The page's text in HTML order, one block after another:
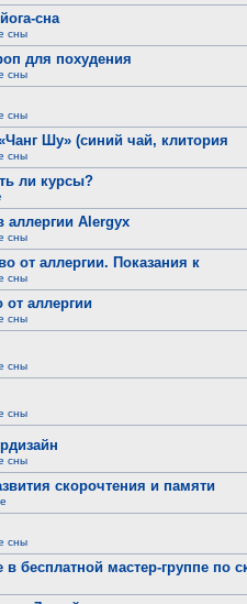
сна
сны
для похудения
сны
сны
Шу» (синий чай, клитория
сны
ли курсы?
аллергии Alergyx
сны
от аллергии. Показания к
сны
от аллергии
сны
сны
сны
сны
скорочтения и памяти
сны
в бесплатной мастер-группе по